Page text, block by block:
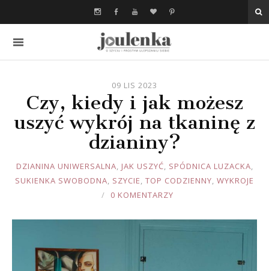
09 LIS 2023
Czy, kiedy i jak możesz
uszyć wykrój na tkaninę z
dzianiny?
JOULE
DZIANINA UNIWERSALNA, JAK USZYĆ, SPÓDNICA LUZACKA,
SUKIENKA SWOBODNA, SZYCIE, TOP CODZIENNY, WYKROJE
0 KOMENTARZY